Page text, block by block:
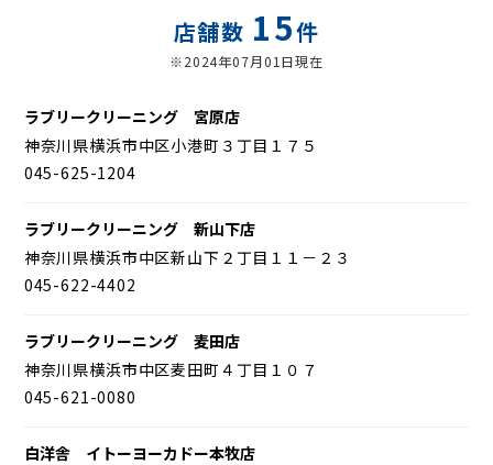
店舗数 15件
※2024年07月01日現在
ラブリークリーニング 宮原店
神奈川県横浜市中区小港町３丁目１７５
045-625-1204
ラブリークリーニング 新山下店
神奈川県横浜市中区新山下２丁目１１－２３
045-622-4402
ラブリークリーニング 麦田店
神奈川県横浜市中区麦田町４丁目１０７
045-621-0080
白洋舎 イトーヨーカドー本牧店